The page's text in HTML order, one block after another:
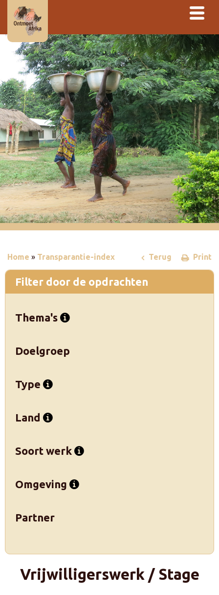
Home » Transparantie-index Print
Terug
Filter door de opdrachten
Thema's
Doelgroep
Type
Land
Soort werk
Omgeving
Partner
Vrijwilligerswerk / Stage